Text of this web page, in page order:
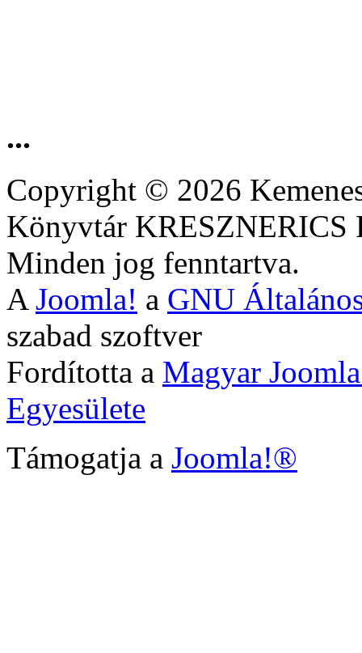
...
Copyright © 2026
Könyvtár
Minden jog fenntartva.
A Joomla! a GNU
szabad szoftver
Fordította a Magyar
Egyesülete
Támogatja a Joomla!®